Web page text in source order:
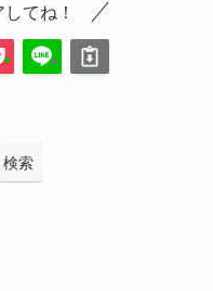
てね！
検索